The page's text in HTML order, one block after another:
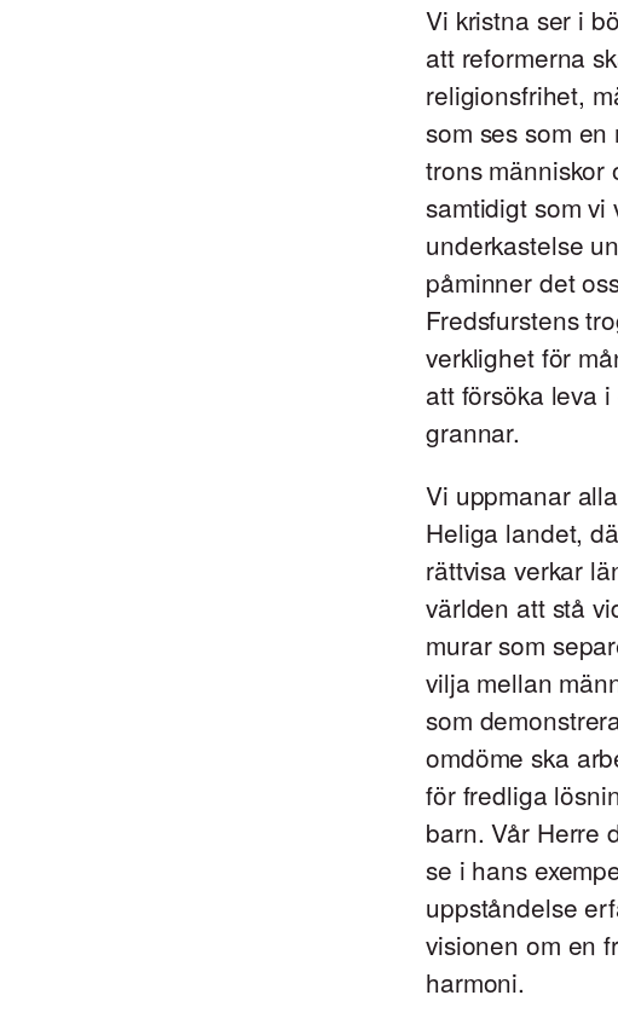
Vi kristna ser i
att reformerna
religionsfrihet,
som ses som
trons människor
samtidigt som vi
underkastelse
påminner det
Fredsfurstens
verklighet för
att försöka leva
grannar.
Vi uppmanar
Heliga landet,
rättvisa verkar
världen att stå
murar som
vilja mellan
som
omdöme ska
för fredliga
barn. Vår Herre
se i hans
uppståndelse
visionen om en
harmoni.